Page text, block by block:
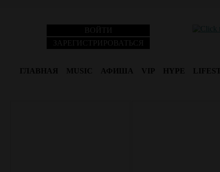
ВОЙТИ
ЗАРЕГИСТРИРОВАТЬСЯ
ГЛАВНАЯ MUSIC АФИША VIP HYPE